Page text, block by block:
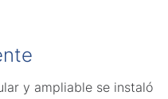
y ampliable se instaló